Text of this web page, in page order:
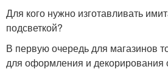
Для кого нужно изготавливать
подсветкой?
В первую очередь для магазинов
для оформления и декорирования